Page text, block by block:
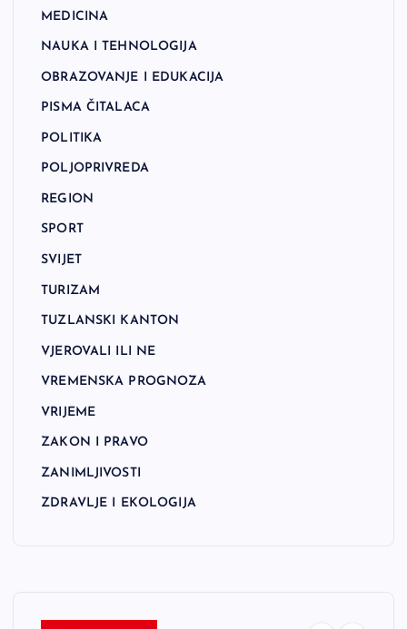
MEDICINA
NAUKA I TEHNOLOGIJA
OBRAZOVANJE I EDUKACIJA
PISMA ČITALACA
POLITIKA
POLJOPRIVREDA
REGION
SPORT
SVIJET
TURIZAM
TUZLANSKI KANTON
VJEROVALI ILI NE
VREMENSKA PROGNOZA
VRIJEME
ZAKON I PRAVO
ZANIMLJIVOSTI
ZDRAVLJE I EKOLOGIJA